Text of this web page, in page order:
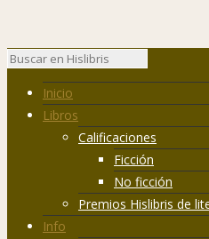
Inicio
Libros
Calificaciones
Ficción
No ficción
Premios Hislibris de
Info